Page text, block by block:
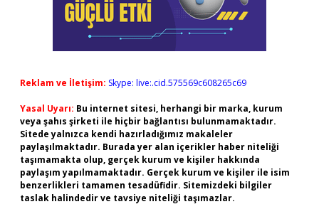
Reklam ve İletişim: Skype: live:.cid.575569c608265c69
Yasal Uyarı: Bu internet sitesi, herhangi bir marka, kurum
veya şahıs şirketi ile hiçbir bağlantısı bulunmamaktadır.
Sitede yalnızca kendi hazırladığımız makaleler
paylaşılmaktadır. Burada yer alan içerikler haber niteliği
taşımamakta olup, gerçek kurum ve kişiler hakkında
paylaşım yapılmamaktadır. Gerçek kurum ve kişiler ile isim
benzerlikleri tamamen tesadüfidir. Sitemizdeki bilgiler
taslak halindedir ve tavsiye niteliği taşımazlar.